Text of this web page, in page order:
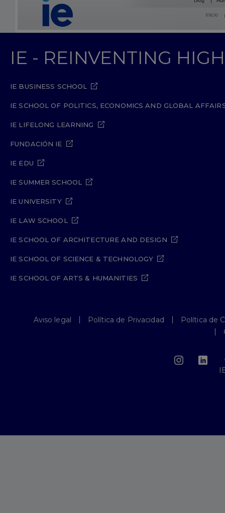
Inicio
IE - REINVENTING
IE BUSINESS SCHOOL
IE SCHOOL OF POLITICS, ECONOMICS AND GLOBAL
IE LIFELONG LEARNING
FUNDACIÓN IE
IE EDU
IE SUMMER SCHOOL
IE UNIVERSITY
IE LAW SCHOOL
IE SCHOOL OF ARCHITECTURE AND DESIGN
IE SCHOOL OF SCIENCE & TECHNOLOGY
IE SCHOOL OF ARTS & HUMANITIES
Aviso legal Política de Privacidad
Política de